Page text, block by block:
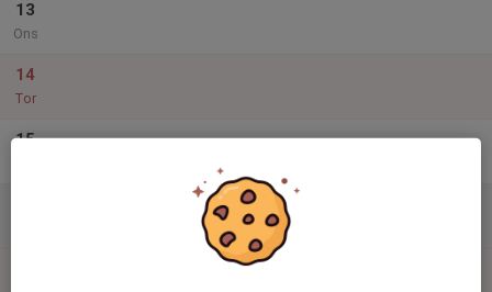
13
Ons
14
Tor
15